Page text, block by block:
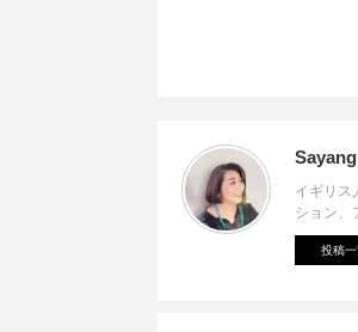
Sayang
イギリス
ション、
投稿